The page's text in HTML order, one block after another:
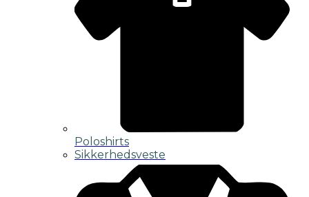
Poloshirts
Sikkerhedsveste